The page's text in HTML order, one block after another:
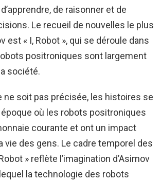
de raisonner et de
Le recueil de nouvelles le plus
est « I, Robot », qui se déroule dans
positroniques sont largement
société.
ne soit pas précisée, les histoires se
où les robots positroniques
courante et ont un impact
vie des gens. Le cadre temporel des
» reflète l’imagination d’Asimov
la technologie des robots